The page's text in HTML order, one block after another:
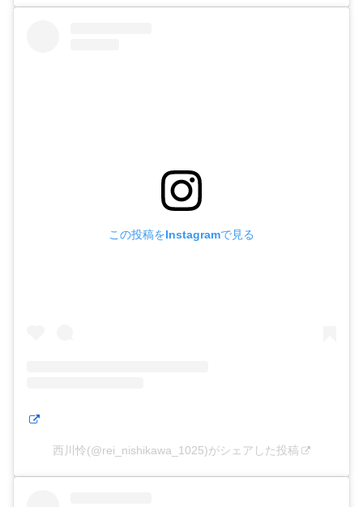
この投稿をInstagramで見る
西川怜(@rei_nishikawa_1025)がシェアした投稿